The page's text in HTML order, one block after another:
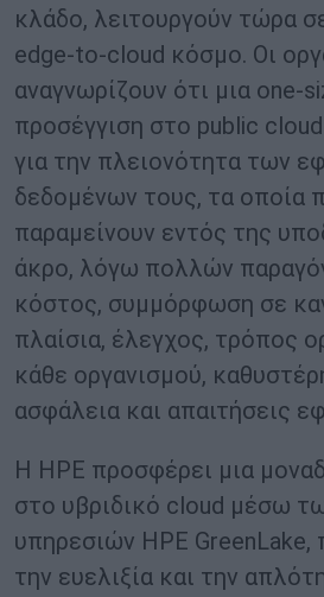
κλάδο, λειτουργούν τώρα
edge-to-cloud κόσμο. Οι
αναγνωρίζουν ότι μια one-
προσέγγιση στο public cloud
για την πλειονότητα των
δεδομένων τους, τα οποία
παραμείνουν εντός της
άκρο, λόγω πολλών
κόστος, συμμόρφωση σε
πλαίσια, έλεγχος, τρόπος
κάθε οργανισμού,
ασφάλεια και απαιτήσεις
Η HPE προσφέρει μια
στο υβριδικό cloud μέσω
υπηρεσιών HPE GreenLake,
την ευελιξία και την